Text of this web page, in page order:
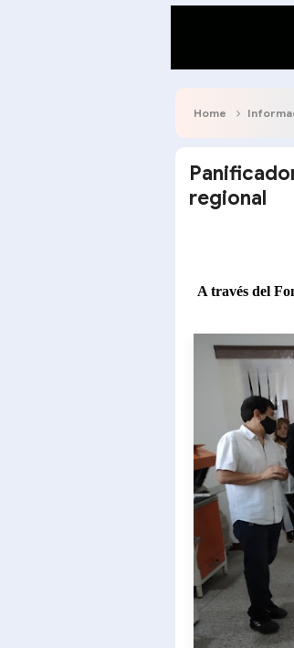
Home
regional
A través del